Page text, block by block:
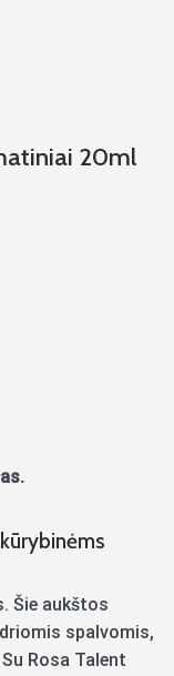
20ml
matiniai 20ml
Šie aukštos
spalvomis,
Rosa Talent